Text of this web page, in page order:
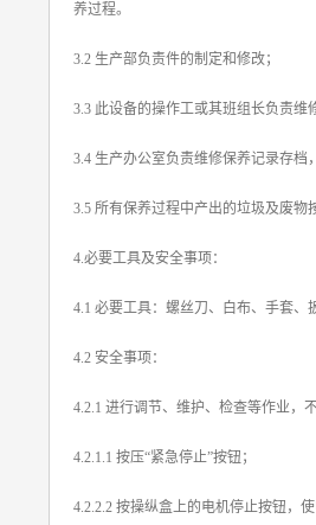
养过程。
3.2 生产部负责件的制定和修改；
3.3 此设备的操作工或其班组长负责维
3.4 生产办公室负责维修保养记录存档
3.5 所有保养过程中产出的垃圾及废物
4.必要工具及安全事项：
4.1 必要工具：螺丝刀、白布、手套、
4.2 安全事项：
4.2.1 进行调节、维护、检查等作业，
4.2.1.1 按压“紧急停止”按钮；
4.2.2.2 按操纵盒上的电机停止按钮，使